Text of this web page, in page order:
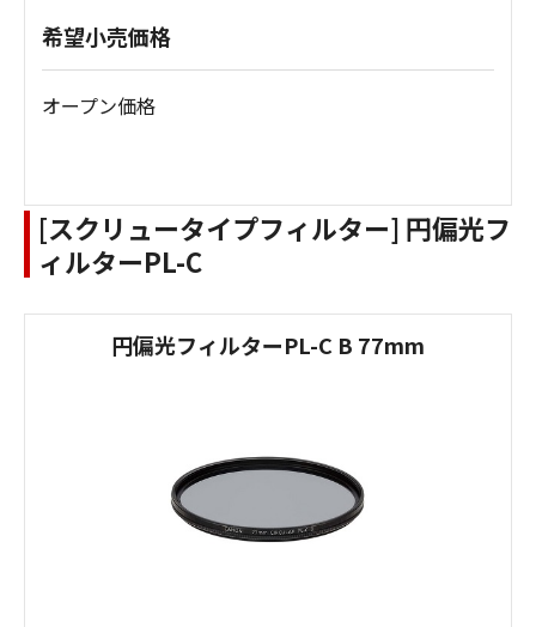
希望小売価格
オープン価格
[スクリュータイプフィルター] 円偏光フ
ィルターPL-C
円偏光フィルターPL-C B 77mm